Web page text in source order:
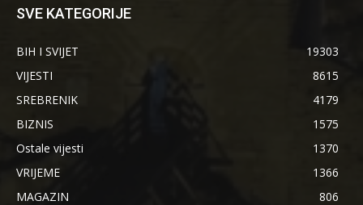
SVE KATEGORIJE
BIH I SVIJET
19303
VIJESTI
8615
SREBRENIK
4179
BIZNIS
1575
Ostale vijesti
1370
VRIJEME
1366
MAGAZIN
806